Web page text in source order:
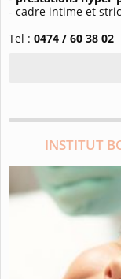
- cadre intime et
Tel : 0474 / 60 38 02
INSTITUT